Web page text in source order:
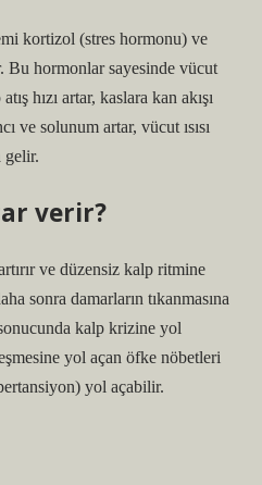
kortizol (stres hormonu) ve
Bu hormonlar sayesinde vücut
hızı artar, kaslara kan akışı
ve solunum artar, vücut ısısı
gelir.
verir?
ve düzensiz kalp ritmine
sonra damarların tıkanmasına
kalp krizine yol
yol açan öfke nöbetleri
yol açabilir.